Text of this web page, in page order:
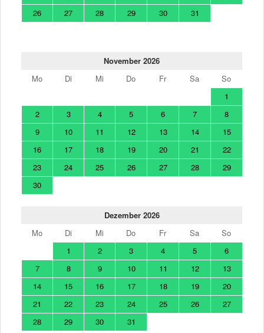
26
27 28 29 30 31
November 2026
Mo
Di Mi Do Fr Sa
So
1
2
3 4 5 6 7
8
9
10 11 12 13 14
15
16
17 18 19 20 21
22
23
24 25 26 27 28
29
30
Dezember 2026
Mo
Di Mi Do Fr Sa
So
1
2 3 4 5
6
7
8 9 10 11 12
13
14
15 16 17 18 19
20
21
22 23 24 25 26
27
28
29 30 31